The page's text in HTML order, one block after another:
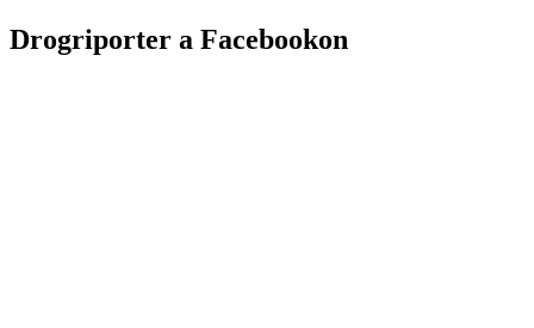
Drogriporter a Facebookon